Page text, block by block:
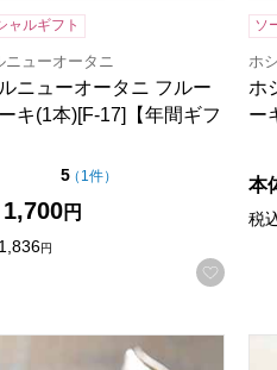
に登録する
ャルギフト
ニューオータニ
ニューオータニ フルー
キ(1本)[F-17]【年間ギフ
5点（5点満点中）
（ 1件の評価
）
1,700円
1,836円
お気
ソ
ホ
ホ
ー
本
税
ト】
ドコーヒー トリュフショコラ